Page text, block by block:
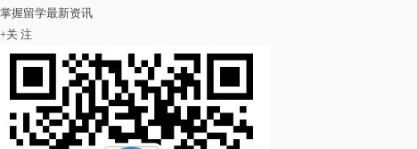
掌握留学最新资讯
+关 注